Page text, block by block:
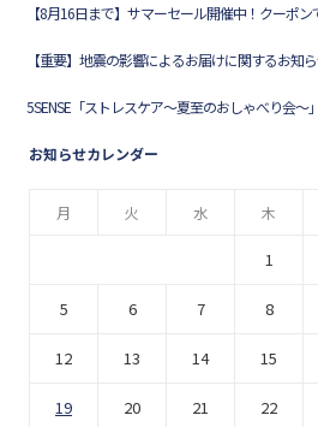
【8月16日まで】サマーセール開催中！クーポン
【重要】地震の影響によるお届けに関するお知
5SENSE「ストレスケア〜夏至のおしゃべり会〜
お知らせカレンダー
月 火 水 木
1
5 6 7 8
12 13 14 15
19 20 21 22